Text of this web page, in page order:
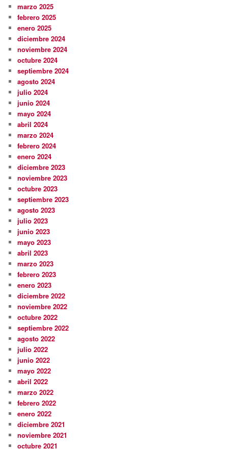
marzo 2025
febrero 2025
enero 2025
diciembre 2024
noviembre 2024
octubre 2024
septiembre 2024
agosto 2024
julio 2024
junio 2024
mayo 2024
abril 2024
marzo 2024
febrero 2024
enero 2024
diciembre 2023
noviembre 2023
octubre 2023
septiembre 2023
agosto 2023
julio 2023
junio 2023
mayo 2023
abril 2023
marzo 2023
febrero 2023
enero 2023
diciembre 2022
noviembre 2022
octubre 2022
septiembre 2022
agosto 2022
julio 2022
junio 2022
mayo 2022
abril 2022
marzo 2022
febrero 2022
enero 2022
diciembre 2021
noviembre 2021
octubre 2021